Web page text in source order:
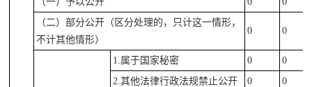
（二）部分公开（ 区分处理的，只计这一情形，
不计其他情形）
0 0
1.属于国家秘密 0 0
2.其他法律行政法规禁止公开 0 0